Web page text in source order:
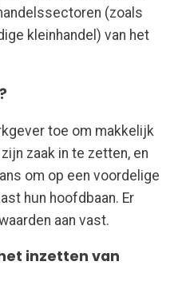
(zoals
kleinhandel) van het
toe om makkelijk
zaak in te zetten, en
om op een voordelige
hun hoofdbaan. Er
aan vast.
inzetten van